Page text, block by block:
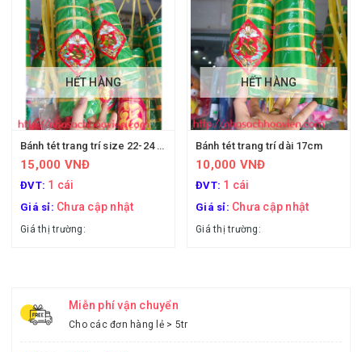
HẾT HÀNG
Bánh tét trang trí size 22-24 cm
15,000 VNĐ
ĐVT: 1 cái
Giá sỉ: Chưa cập nhật
Giá thị trường:
HẾT HÀNG
Bánh tét trang trí dài 17cm
10,000 VNĐ
ĐVT: 1 cái
Giá sỉ: Chưa cập nhật
Giá thị trường:
Miễn phí vận chuyển
Cho các đơn hàng lẻ > 5tr